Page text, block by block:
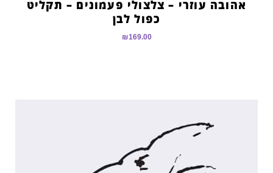
אהובה עוזרי – צלצולי פעמונים – תקליט
כפול לבן
₪169.00